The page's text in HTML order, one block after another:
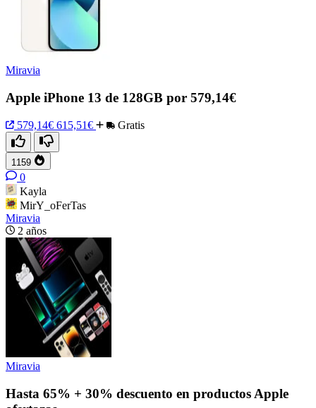
Miravia
Apple iPhone 13 de 128GB por 579,14€
579,14€ 615,51€ Gratis
1159
0
Kayla
MirY_oFerTas
Miravia
2 años
Miravia
Hasta 65% + 30% descuento en productos Apple